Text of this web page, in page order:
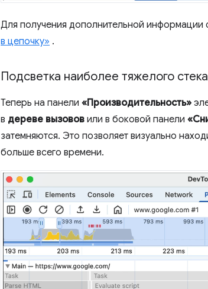
Для получения дополнительной информации
в цепочку» .
Подсветка наиболее тяжелого стека
Теперь на панели «Производительность»
в дереве вызовов или в боковой панели
затемняются. Это позволяет визуально
больше всего времени.